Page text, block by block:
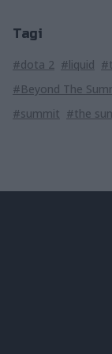
Tagi
#dota 2 #liquid
#Beyond The
#summit #the